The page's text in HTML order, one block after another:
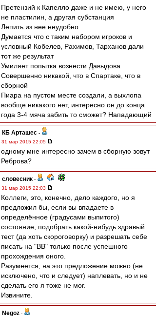
Претензий к Капелло даже и не имею, у него
не пластилин, а другая субстанция
Лепить из нее неудобно
Думается что с таким набором игроков и
условный Кобелев, Рахимов, Тарханов дали
тот же результат
Умиляет попытка вознести Давыдова
Совершенно никакой, что в Спартаке, что в
сборной
Пиара на пустом месте создали, а выхлопа
вообще никакого нет, интересно он до конца
года 3-4 мяча забить то сможет? Нападающий
КБ Арташес -
31 мар 2015 22:05
одному мне интересно зачем в сборную зовут
Реброва?
словесник -
31 мар 2015 22:03
Коллеги, это, конечно, дело каждого, но я
предложил бы, если вы впадаете в
определённое (градусами выпитого)
состояние, подобрать какой-нибудь здравый
тест (да хоть скороговорку) и разрешать себе
писать на "ВВ" только после успешного
прохождения оного.
Разумеется, на это предложение можно (не
исключено, что и следует) наплевать, но и не
сделать его я тоже не мог.
Извините.
Negoz -